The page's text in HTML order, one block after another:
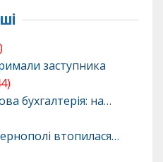
заступника
бухгалтерія: на…
втопилася…